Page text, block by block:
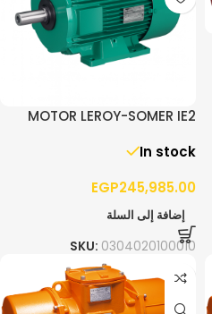
MOTOR LEROY-SOMER IE2
B3
In stock
EGP245,985.00
إضافة إلى السلة
SKU: 0304020100010